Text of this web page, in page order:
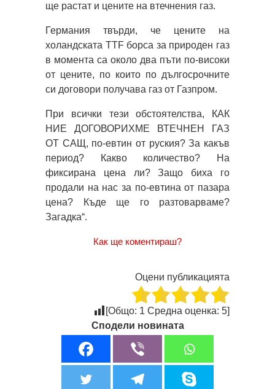
ще растат и цените на втечнения газ.
Германия твърди, че цените на
холандската TTF борса за природен газ
в момента са около два пъти по-високи
от цените, по които по дългосрочните
си договори получава газ от Газпром.
При всички тези обстоятелства, КАК
НИЕ ДОГОВОРИХМЕ ВТЕЧНЕН ГАЗ
ОТ САЩ, по-евтин от руския? За какъв
период? Какво количество? На
фиксирана цена ли? Защо биха го
продали на нас за по-евтина от пазара
цена? Къде ще го разтоварваме?
Загадка“.
Как ще коментираш?
Оцени публикацията
[Общо: 1 Средна оценка: 5]
Сподели новината